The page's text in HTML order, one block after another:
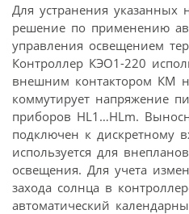
Для устранения указанных
решение по применению
управления освещением
Контроллер КЭО1-220
внешним контактором КМ
коммутирует напряжение
приборов HL1…HLm.
подключен к дискретному
используется для
освещения. Для учета
захода солнца в
автоматический